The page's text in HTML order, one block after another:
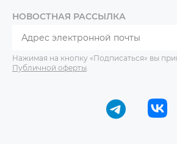
НОВОСТНАЯ РАССЫЛКА
Нажимая на кнопку «Подписаться» вы
Публичной оферты